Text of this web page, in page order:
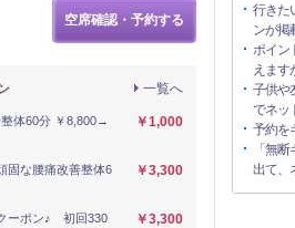
空席確認・予約する
一覧へ
体60分 ￥8,800→
￥1,000
固な腰痛改善整体6
￥3,300
ーポン♪ 初回330
￥3,300
行きた
ンが掲
ポイン
えます
子供や
でネッ
予約を
「無
出て、